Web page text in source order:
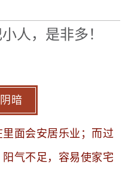
人，是非多！
暗
面会安居乐业；而过
气不足，容易使家宅